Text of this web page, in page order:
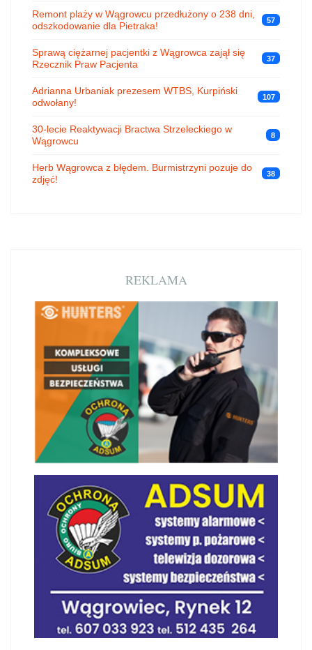
Remont plaży w Wągrowcu przedłużony o 238 dni,
odszkodowanie dla Pietraka!
57
Sprawą ciężarnej pacjentki z Wągrowca zajął się
Rzecznik Praw Pacjenta
37
Adrianna Urbaniak prezesem WTBS, Kurpiński
odwołany!
107
30-lecie Reaktywacji Bractwa Strzeleckiego w
Wągrowcu
8
Herb Wągrowca z błędem. Burmistrzyni pozuje do
zdjęć!
38
REKLAMA